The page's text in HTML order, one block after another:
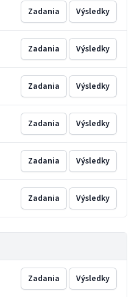
Zadania Výsledky
Zadania Výsledky
Zadania Výsledky
Zadania Výsledky
Zadania Výsledky
Zadania Výsledky
Zadania Výsledky